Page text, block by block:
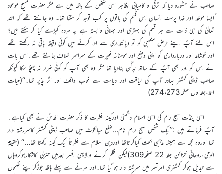
صاحب نے مشورہ دیا کہ ترقی و کامیابی بظاہر اس شخص کے ہاتھ میں ہے مگر حضرت مسیح موعود
ؑایسا موحّد اور خدا پرست انسان اس قسم کی باتوں پر کب توجہ کر سکتا تھا۔ وہ جانتے تھے کہ اللہ
تعالیٰ کی ہی ذات سے ہر قسم کی بہتری اور بھلائی وابستہ ہے یہ مردہ کیڑے کیا کر سکتے ہیں؟
اس لئے آپؑ اپنے فرض منصبی کو تو دیانتداری سے ادا کرنے میں کوئی دقیقہ باقی نہ رکھتے تھے
اور خوشامد اور دربارداری کو اپنی وضع اور مومنانہ غیرت کے سراسر خلاف جانتے تھے۔اس بات
نے اس کو اور بھی آپؑ کے ساتھ بَدکُن بنادیا تھا مگر وہ بھی آپ کو کوئی ضرر نہ پہنچا سکا کیونکہ
صاحب ڈپٹی کمشنر بہادر آپ کی لیاقت اور دیانت سے خوب واقف اور اثر پذیر تھا۔‘‘(حیات
احمدؑ،جلداول صفحہ274،273)
اسی پنڈت سہج رام کی اسی اسلام دشمنی اورکینہ فطرت کا ذکر حضرت اقدسؑ نے بھی کیاہے۔
آپؑ فرماتے ہیں :’’ایک شخص سہج رام نام…ضلع سیالکوٹ میں صاحب ڈپٹی کمشنر کاسررشتہ دار
تھا اوروہ مجھ سے ہمیشہ مذہبی بحث کیاکرتاتھا اوردین اسلام سے فطرتاً ایک کینہ رکھتا تھا…‘‘ (حقیقة
الوحی،روحانی خزائن جلد 22 صفحہ309)لیکن ظلم کرنے والایہی افسر بعدمیں تنزلی کاشکارہوکروہاں
سے تبدیل ہوکر کمشنری امرتسر میں سرشتہ دار ہو گیا تھا۔اور مرنے سے پہلے ہاتھ جوڑکراپنے ظلموں